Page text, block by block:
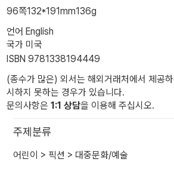
96쪽132*191mm136g
언어 English
국가 미국
ISBN 9781338194449
(종수가 많은) 외서는 해외거래처에서 제공
시하지 못하는 경우가 있습니다.
문의사항은 1:1 상담을 이용해 주십시오.
주제분류
어린이 > 픽션 > 대중문화/예술